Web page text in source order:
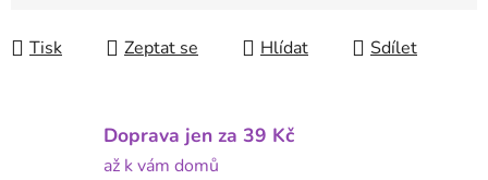
Tisk Zeptat se Hlídat Sdílet
Doprava jen za 39 Kč
až k vám domů